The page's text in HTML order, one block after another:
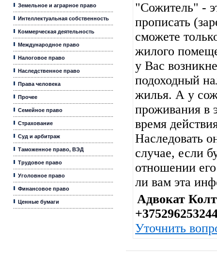
Земельное и аграрное право
Интеллектуальная собственность
Коммерческая деятельность
Международное право
Налоговое право
Наследственное право
Права человека
Прочее
Семейное право
Страхование
Суд и арбитраж
Таможенное право, ВЭД
Трудовое право
Уголовное право
Финансовое право
Ценные бумаги
"Сожитель" -
прописать
сможете
жилого
у Вас
подоходный
жилья. А у
проживания в
время
Наследовать
случае, если
отношении
ли вам эта
Адвокат
Уточнить